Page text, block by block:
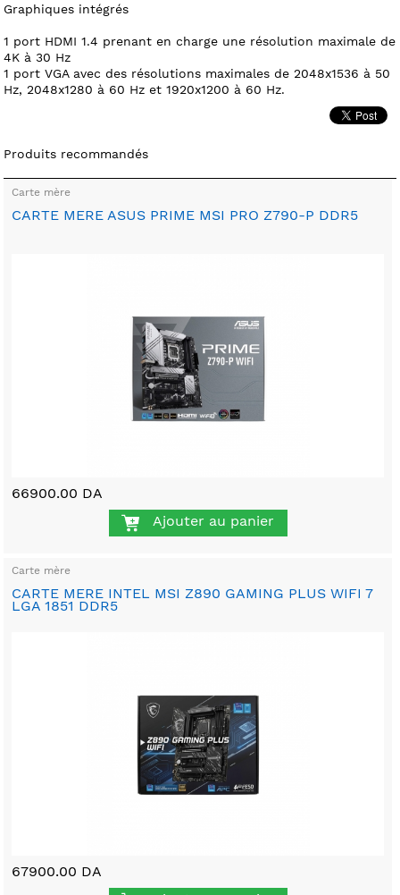
Graphiques intégrés
1 port HDMI 1.4 prenant en charge une résolution maximale de
4K à 30 Hz
1 port VGA avec des résolutions maximales de 2048x1536 à 50
Hz, 2048x1280 à 60 Hz et 1920x1200 à 60 Hz.
Produits recommandés
Carte mère
CARTE MERE ASUS PRIME MSI PRO Z790-P DDR5
66900.00 DA
Ajouter au panier
Carte mère
CARTE MERE INTEL MSI Z890 GAMING PLUS WIFI 7
LGA 1851 DDR5
67900.00 DA